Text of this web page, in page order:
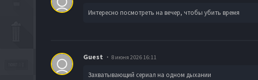
Интересно посмотреть на вечер, чтобы убить время
Guest 8 июня 2026 16:11
Захватывающий сериал на одном дыхании